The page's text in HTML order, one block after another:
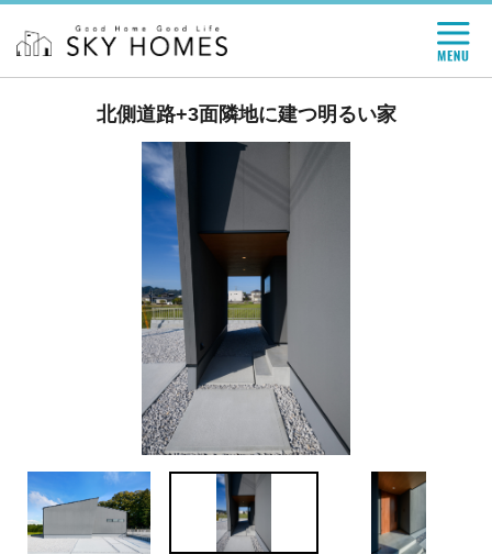
北側道路+3面隣地に建つ明るい家